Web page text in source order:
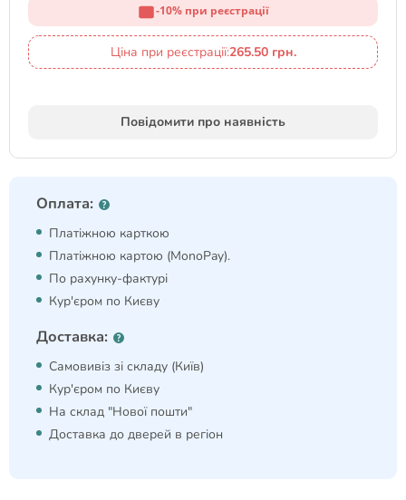
-10% при реєстрації
Ціна при реєстрації:265.50 грн.
Повідомити про наявність
Оплата:
Платіжною карткою
Платіжною картою (MonoPay).
По рахунку-фактурі
Кур'єром по Києву
Доставка:
Самовивіз зі складу (Київ)
Кур'єром по Києву
На склад "Нової пошти"
Доставка до дверей в регіон